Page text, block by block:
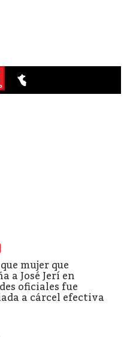
mujer que
a José Jerí en
oficiales fue
a cárcel efectiva